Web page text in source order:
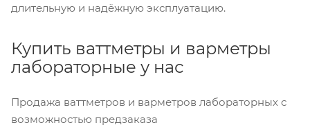
длительную и надёжную эксплуатацию.
Купить ваттметры и варметры
лабораторные у нас
Продажа ваттметров и варметров лабораторных с
возможностью предзаказа